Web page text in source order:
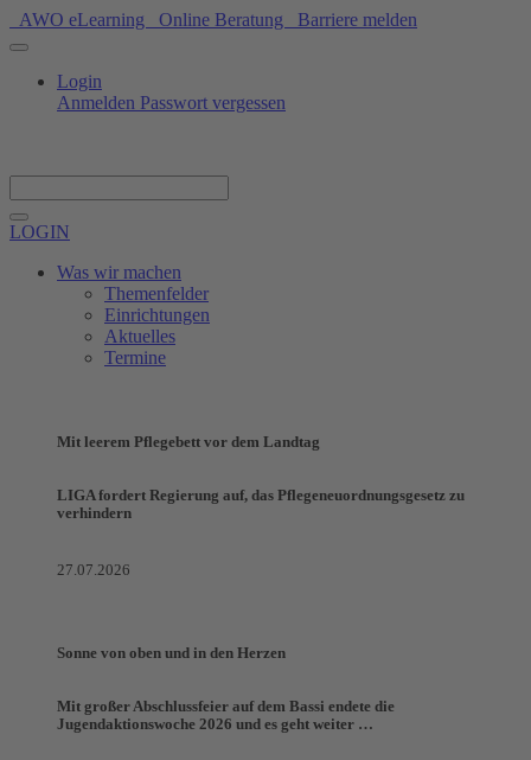
AWO eLearning Online Beratung Barriere melden
Login
Anmelden Passwort vergessen
LOGIN
Was wir machen
Themenfelder
Einrichtungen
Aktuelles
Termine
Mit leerem Pflegebett vor dem Landtag
LIGA fordert Regierung auf, das Pflegeneuordnungsgesetz zu
verhindern
27.07.2026
Sonne von oben und in den Herzen
Mit großer Abschlussfeier auf dem Bassi endete die
Jugendaktionswoche 2026 und es geht weiter …